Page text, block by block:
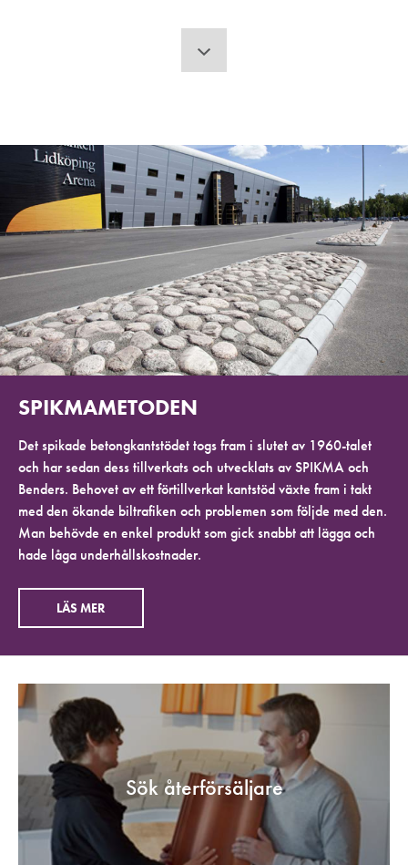
SPIKMAMETODEN
Det spikade betongkantstödet togs fram i slutet av 1960-talet
och har sedan dess tillverkats och utvecklats av SPIKMA och
Benders. Behovet av ett förtillverkat kantstöd växte fram i takt
med den ökande biltrafiken och problemen som följde med den.
Man behövde en enkel produkt som gick snabbt att lägga och
hade låga underhållskostnader.
LÄS MER
Sök återförsäljare